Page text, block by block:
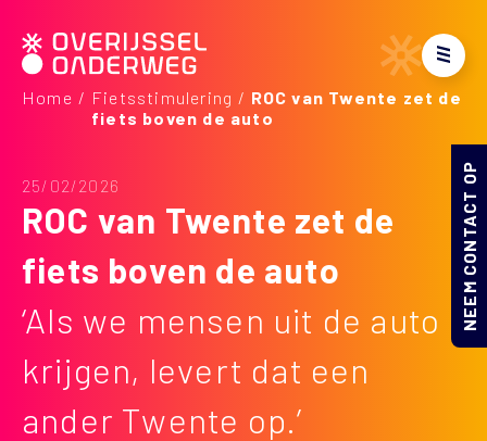
Home Fietsstimulering
ROC van Twente zet de
fiets boven de auto
25/02/2026
ROC van Twente zet de
fiets boven de auto
‘Als we mensen uit de auto
krijgen, levert dat een
ander Twente op.’
NEEM CONTACT OP